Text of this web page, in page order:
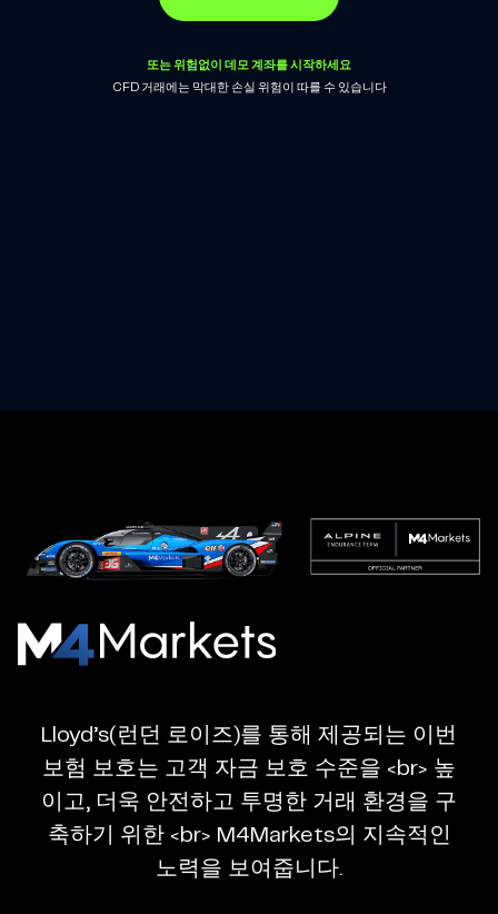
또는 위험없이 데모 계좌를 시작하세요
CFD 거래에는 막대한 손실 위험이 따를 수 있습니다
M4Markets
CFD
Trading
Regulated
Broker
Lloyd’s(런던 로이즈)를 통해 제공되는 이번
보험 보호는 고객 자금 보호 수준을 <br> 높
이고, 더욱 안전하고 투명한 거래 환경을 구
축하기 위한 <br> M4Markets의 지속적인
노력을 보여줍니다.